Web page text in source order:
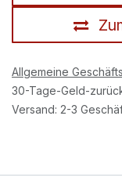
Allgemeine
30-Tage-Geld-
Versand: 2-3